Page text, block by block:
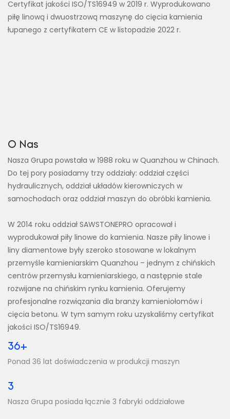
Certyfikat jakości ISO/TS16949 w 2019 r. Wyprodukowano
piłę linową i dwuostrzową maszynę do cięcia kamienia
łupanego z certyfikatem CE w listopadzie 2022 r.
O Nas
Nasza Grupa powstała w 1988 roku w Quanzhou w Chinach.
Do tej pory posiadamy trzy oddziały: oddział części
hydraulicznych, oddział układów kierowniczych w
samochodach oraz oddział maszyn do obróbki kamienia.
W 2014 roku oddział SAWSTONEPRO opracował i
wyprodukował piły linowe do kamienia. Nasze piły linowe i
liny diamentowe były szeroko stosowane w lokalnym
przemyśle kamieniarskim Quanzhou – jednym z chińskich
centrów przemysłu kamieniarskiego, a następnie stale
rozwijane na chińskim rynku kamienia. Oferujemy
profesjonalne rozwiązania dla branży kamieniołomów i
cięcia betonu. W tym samym roku uzyskaliśmy certyfikat
jakości ISO/TS16949.
36+
Ponad 36 lat doświadczenia w produkcji maszyn
3
Nasza Grupa posiada łącznie 3 fabryki oddziałowe